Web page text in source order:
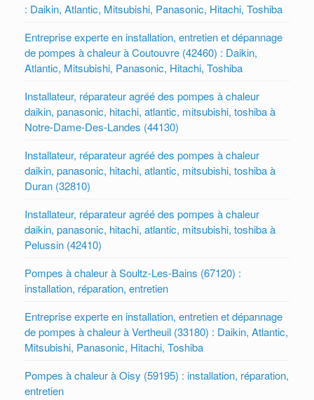
: Daikin, Atlantic, Mitsubishi, Panasonic, Hitachi, Toshiba
Entreprise experte en installation, entretien et dépannage
de pompes à chaleur à Coutouvre (42460) : Daikin,
Atlantic, Mitsubishi, Panasonic, Hitachi, Toshiba
Installateur, réparateur agréé des pompes à chaleur
daikin, panasonic, hitachi, atlantic, mitsubishi, toshiba à
Notre-Dame-Des-Landes (44130)
Installateur, réparateur agréé des pompes à chaleur
daikin, panasonic, hitachi, atlantic, mitsubishi, toshiba à
Duran (32810)
Installateur, réparateur agréé des pompes à chaleur
daikin, panasonic, hitachi, atlantic, mitsubishi, toshiba à
Pelussin (42410)
Pompes à chaleur à Soultz-Les-Bains (67120) :
installation, réparation, entretien
Entreprise experte en installation, entretien et dépannage
de pompes à chaleur à Vertheuil (33180) : Daikin, Atlantic,
Mitsubishi, Panasonic, Hitachi, Toshiba
Pompes à chaleur à Oisy (59195) : installation, réparation,
entretien